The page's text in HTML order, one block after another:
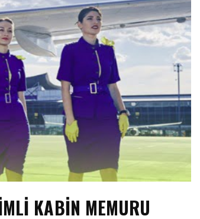
KABİN MEMURU